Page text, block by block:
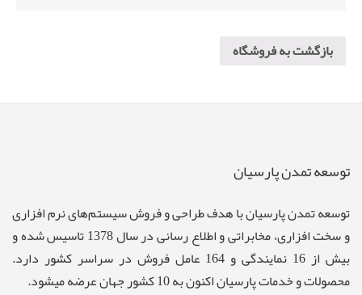
بازگشت به فروشگاه
توسعه تمدن پارسیان
توسعه تمدن پارسيان با هدف طراحی و فروش سيستم‌های نرم افزاری
و سخت افزاری، مخابراتی و اطلاع رسانی در سال 1378 تاسیس شده و
بیش از 16 نمایندگی و 164 عامل فروش در سراسر کشور دارد.
محصولات و خدمات پارسیان اکنون به 10 کشور جهان عرضه میشود.